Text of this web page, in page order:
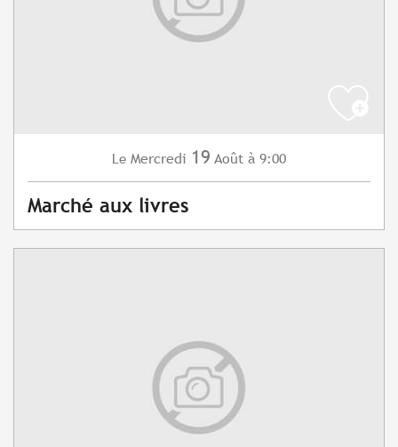
Le Mercredi 19 Août à 9:00
Marché aux livres